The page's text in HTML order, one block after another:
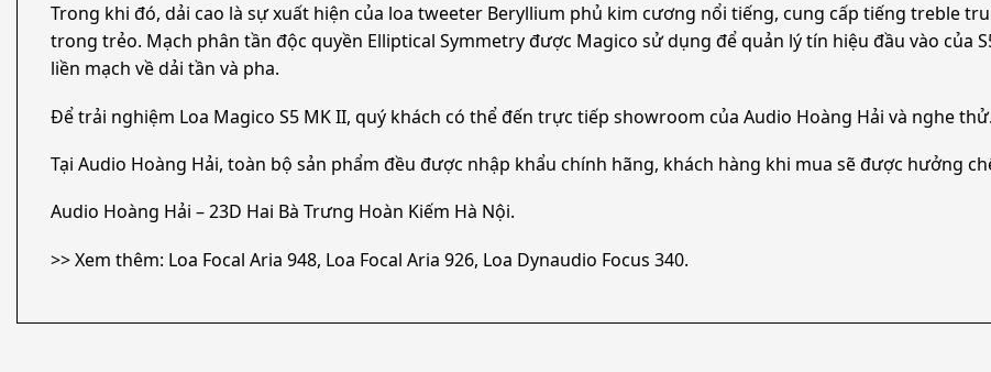
Trong khi đó, dải cao là sự xuất hiện của loa tweeter Beryllium phủ kim cương nổi tiếng, cung cấp tiếng treble
trong trẻo. Mạch phân tần độc quyền Elliptical Symmetry được Magico sử dụng để quản lý tín hiệu đầu vào của
liền mạch về dải tần và pha.
Để trải nghiệm Loa Magico S5 MK II, quý khách có thể đến trực tiếp showroom của Audio Hoàng Hải và nghe thử.
Tại Audio Hoàng Hải, toàn bộ sản phẩm đều được nhập khẩu chính hãng, khách hàng khi mua sẽ được hưởng
Audio Hoàng Hải – 23D Hai Bà Trưng Hoàn Kiếm Hà Nội.
>> Xem thêm: Loa Focal Aria 948, Loa Focal Aria 926, Loa Dynaudio Focus 340.